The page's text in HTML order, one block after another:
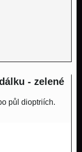
- zelené
půl dioptriích.